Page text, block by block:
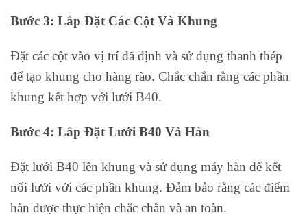
Bước 3: Lắp Đặt Các Cột Và Khung
Đặt các cột vào vị trí đã định và sử dụng thanh thép
để tạo khung cho hàng rào. Chắc chắn rằng các phần
khung kết hợp với lưới B40.
Bước 4: Lắp Đặt Lưới B40 Và Hàn
Đặt lưới B40 lên khung và sử dụng máy hàn để kết
nối lưới với các phần khung. Đảm bảo rằng các điểm
hàn được thực hiện chắc chắn và an toàn.